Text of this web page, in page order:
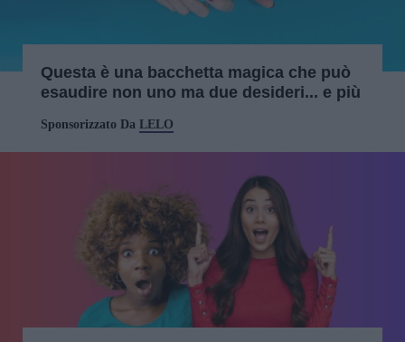
Questa è una bacchetta magica che può
esaudire non uno ma due desideri... e più
Sponsorizzato Da LELO